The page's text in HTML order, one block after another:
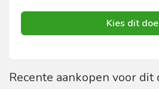
Kies dit
Recente aankopen voor dit